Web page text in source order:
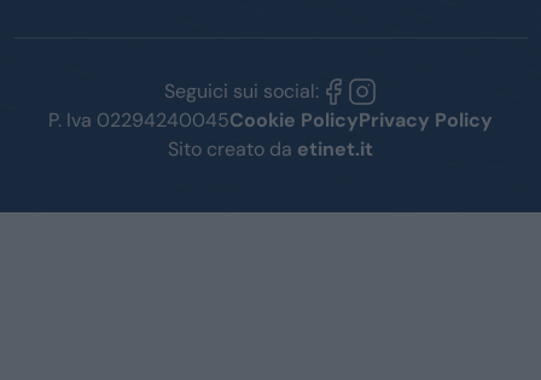
Seguici sui social:
P. Iva 02294240045Cookie PolicyPrivacy Policy
Sito creato da etinet.it